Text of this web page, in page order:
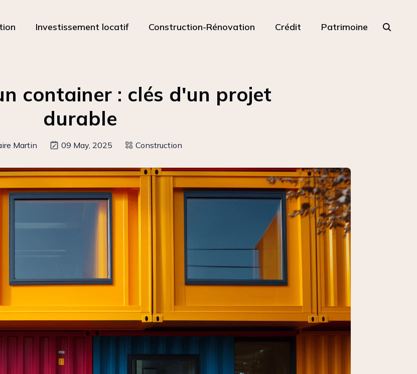
Investissement locatif Construction-Rénovation Crédit Patrimoine
container : clés d'un projet
durable
Martin 09 May, 2025 Construction